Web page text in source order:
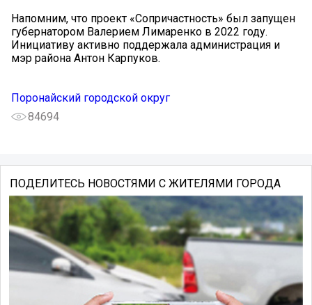
Напомним, что проект «Сопричастность» был запущен
губернатором Валерием Лимаренко в 2022 году.
Инициативу активно поддержала администрация и
мэр района Антон Карпуков.
Поронайский городской округ
84694
ПОДЕЛИТЕСЬ НОВОСТЯМИ С ЖИТЕЛЯМИ ГОРОДА